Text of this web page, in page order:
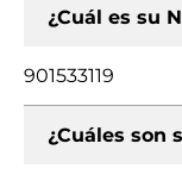
¿Cuál es su
901533119
¿Cuáles son